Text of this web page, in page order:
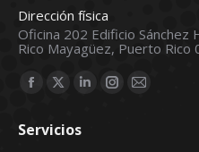
Dirección física
Oficina 202 Edificio
Rico Mayagüez, Puerto Rico
Find us on:
Facebook
opens
X
opens
LinkedinInstagram
Mail
Servicios